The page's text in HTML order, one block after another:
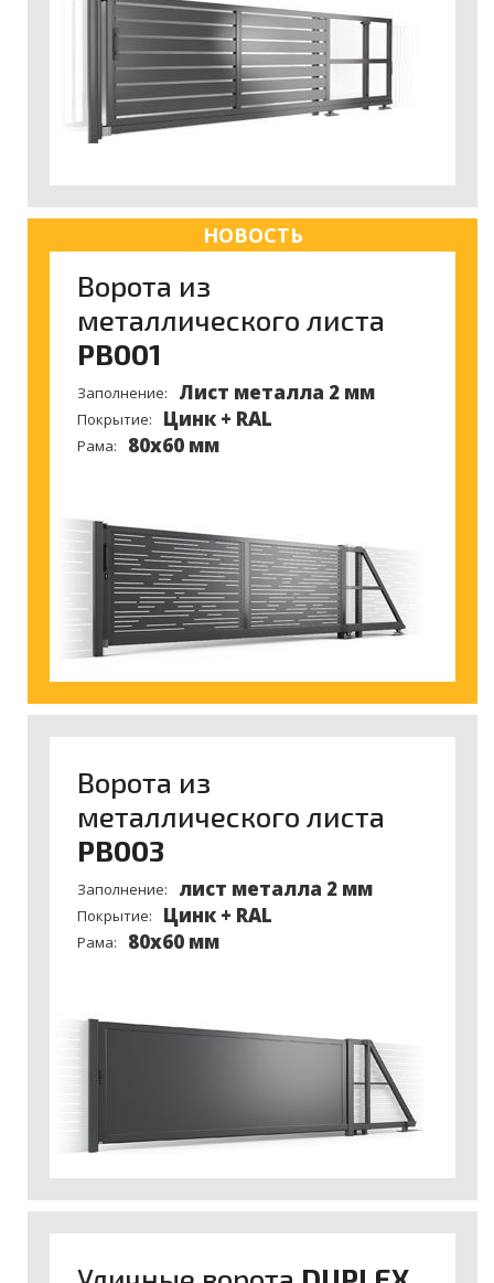
НОВОСТЬ
Ворота из
металлического листа
PB001
Заполнение: Лист металла 2 мм
Покрытие: Цинк + RAL
Рама: 80x60 мм
Ворота из
металлического листа
PB003
Заполнение: лист металла 2 мм
Покрытие: Цинк + RAL
Рама: 80x60 мм